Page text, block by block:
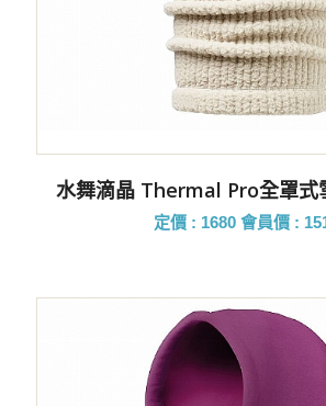
水舞滴晶 Thermal Pro全罩式
定價 : 1680 會員價 :